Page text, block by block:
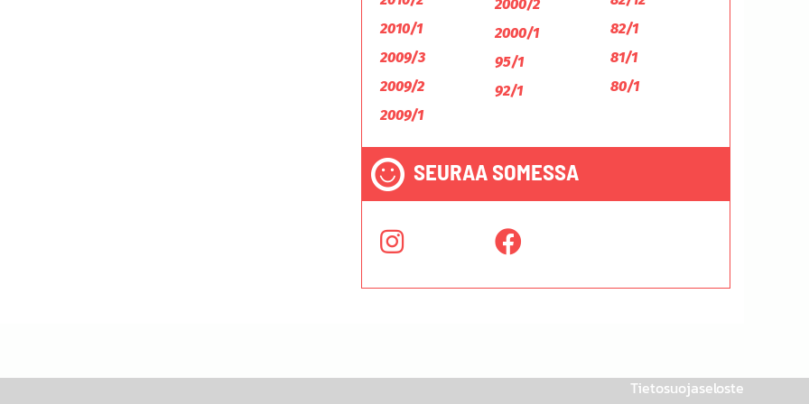
2010/1
2009/3
2009/2
2009/1
2000/2
2000/1
95/1
92/1
82/1
81/1
80/1
SEURAA SOMESSA
Tietosuojaseloste